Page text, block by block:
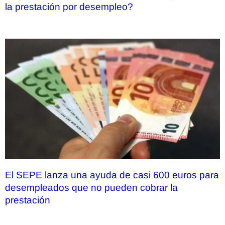
la prestación por desempleo?
El SEPE lanza una ayuda de casi 600 euros para
desempleados que no pueden cobrar la
prestación